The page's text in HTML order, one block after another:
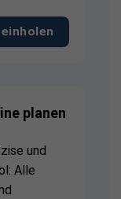
planen
und
Alle